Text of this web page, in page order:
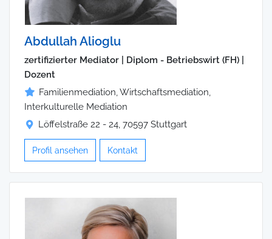
Abdullah Alioglu
zertifizierter Mediator | Diplom - Betriebswirt (FH) |
Dozent
Familienmediation, Wirtschaftsmediation,
Interkulturelle Mediation
Löffelstraße 22 - 24, 70597 Stuttgart
Profil ansehen Kontakt